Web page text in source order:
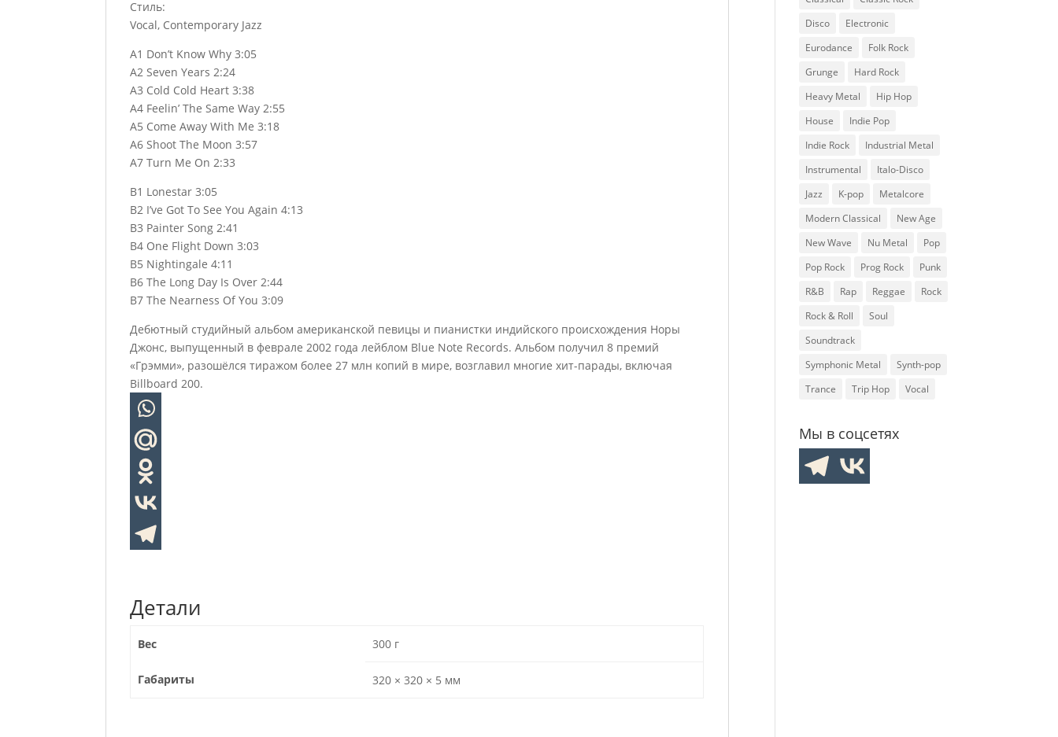
Стиль:
Vocal, Contemporary Jazz
A1 Don’t Know Why 3:05
A2 Seven Years 2:24
A3 Cold Cold Heart 3:38
A4 Feelin’ The Same Way 2:55
A5 Come Away With Me 3:18
A6 Shoot The Moon 3:57
A7 Turn Me On 2:33
B1 Lonestar 3:05
B2 I’ve Got To See You Again 4:13
B3 Painter Song 2:41
B4 One Flight Down 3:03
B5 Nightingale 4:11
B6 The Long Day Is Over 2:44
B7 The Nearness Of You 3:09
Дебютный студийный альбом американской певицы и пианистки индийского происхождения Норы
Джонс, выпущенный в феврале 2002 года лейблом Blue Note Records. Альбом получил 8 премий
«Грэмми», разошёлся тиражом более 27 млн копий в мире, возглавил многие хит-парады, включая
Billboard 200.
Детали
Вес 300 г
Габариты 320 × 320 × 5 мм
Disco
Electronic
Eurodance
Folk Rock
Grunge
Hard Rock
Heavy Metal
Hip Hop
House
Indie Pop
Indie Rock
Industrial Metal
Instrumental
Italo-Disco
Jazz
K-pop
Metalcore
Modern Classical
New Age
New Wave
Nu Metal
Pop
Pop Rock
Prog Rock
Punk
R&B
Rap Reggae
Rock
Rock & Roll
Soul
Soundtrack
Symphonic Metal
Synth-pop
Trance
Trip Hop Vocal
Мы в соцсетях